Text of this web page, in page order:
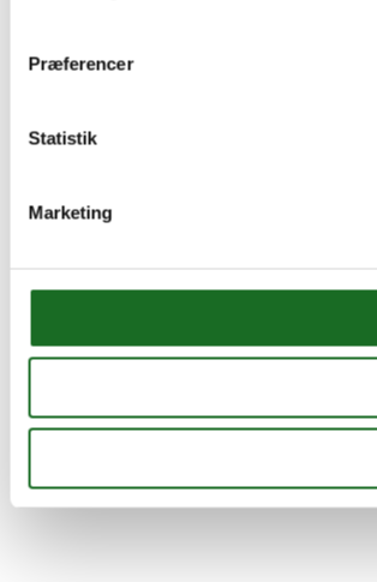
Præferencer
Statistik
Marketing